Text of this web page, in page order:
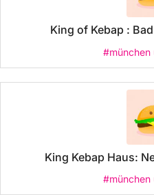
King of Kebap :
#münchen
King Kebap Haus:
#münchen